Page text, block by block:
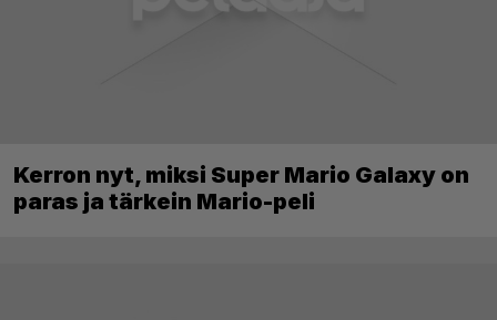
Kerron nyt, miksi Super Mario Galaxy on
paras ja tärkein Mario-peli